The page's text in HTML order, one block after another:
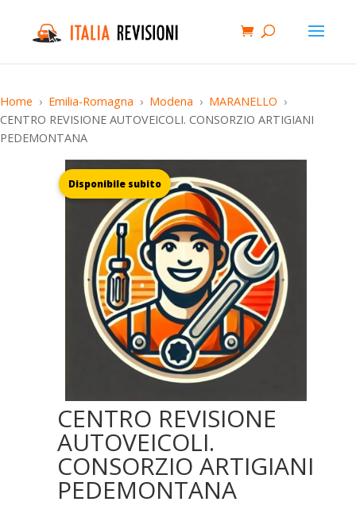
Home Emilia-Romagna Modena
MARANELLO
CENTRO REVISIONE AUTOVEICOLI. CONSORZIO ARTIGIANI
PEDEMONTANA
CENTRO REVISIONE
AUTOVEICOLI.
CONSORZIO ARTIGIANI
PEDEMONTANA